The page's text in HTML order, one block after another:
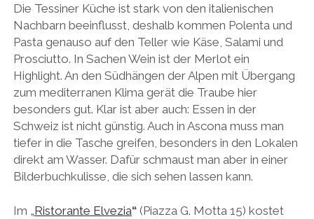
Die Tessiner Küche ist stark von den italienischen
Nachbarn beeinflusst, deshalb kommen Polenta und
Pasta genauso auf den Teller wie Käse, Salami und
Prosciutto. In Sachen Wein ist der Merlot ein
Highlight. An den Südhängen der Alpen mit Übergang
zum mediterranen Klima gerät die Traube hier
besonders gut. Klar ist aber auch: Essen in der
Schweiz ist nicht günstig. Auch in Ascona muss man
tiefer in die Tasche greifen, besonders in den Lokalen
direkt am Wasser. Dafür schmaust man aber in einer
Bilderbuchkulisse, die sich sehen lassen kann.
Im „Ristorante Elvezia“(Piazza G. Motta 15) kostet